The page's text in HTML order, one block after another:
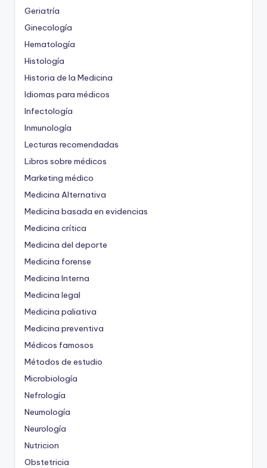
Geriatría
Ginecología
Hematología
Histología
Historia de la Medicina
Idiomas para médicos
Infectología
Inmunología
Lecturas recomendadas
Libros sobre médicos
Marketing médico
Medicina Alternativa
Medicina basada en evidencias
Medicina crítica
Medicina del deporte
Medicina forense
Medicina Interna
Medicina legal
Medicina paliativa
Medicina preventiva
Médicos famosos
Métodos de estudio
Microbiología
Nefrología
Neumología
Neurología
Nutricion
Obstetricia